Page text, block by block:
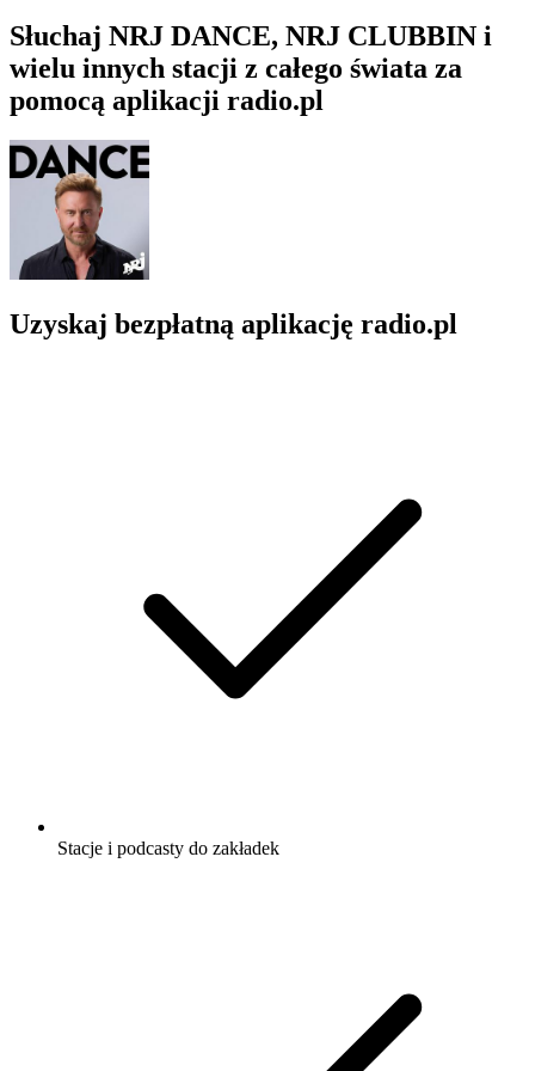
Słuchaj NRJ DANCE, NRJ CLUBBIN i
wielu innych stacji z całego świata za
pomocą aplikacji radio.pl
Uzyskaj bezpłatną aplikację radio.pl
Stacje i podcasty do zakładek